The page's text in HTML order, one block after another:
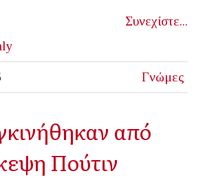
Συνεχίστε...
Γνώμες
από
Πούτιν